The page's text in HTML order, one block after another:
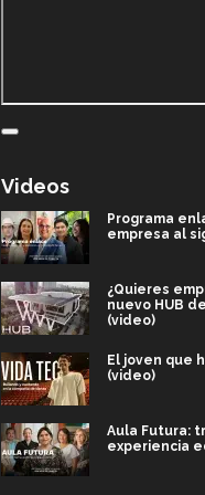
Videos
Programa
empresa al
¿Quieres
nuevo HUB
(video)
El joven que
(video)
Aula Futura:
experiencia